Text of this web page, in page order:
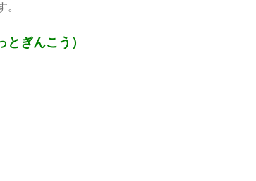
。
っとぎんこう）